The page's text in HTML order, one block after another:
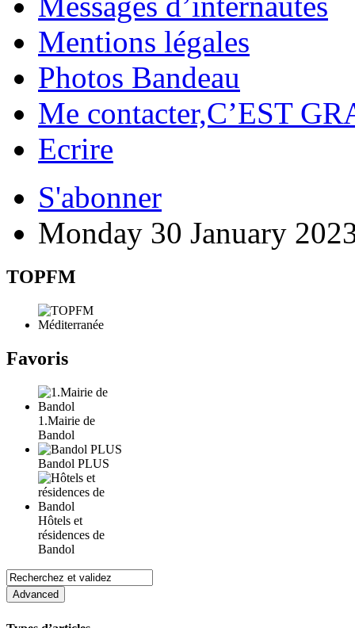
Mentions légales
Photos Bandeau
Me contacter,C’EST
Ecrire
S'abonner
Monday 30 January
TOPFM
Favoris
1.Mairie de
Bandol
Bandol PLUS
Hôtels et
résidences de
Bandol